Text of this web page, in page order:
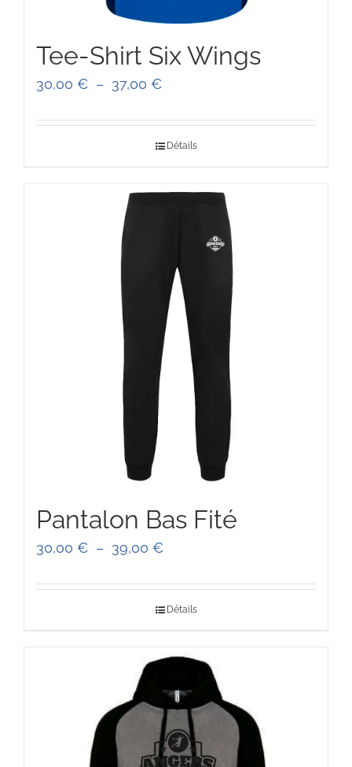
Tee-Shirt Six Wings
30,00 € – 37,00 €Plage
Détails
Pantalon Bas Fité
30,00 € – 39,00 €Plage
39,00 €
Détails